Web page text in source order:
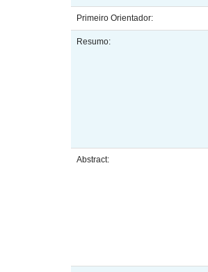
Primeiro Orientador:
Resumo:
Abstract: